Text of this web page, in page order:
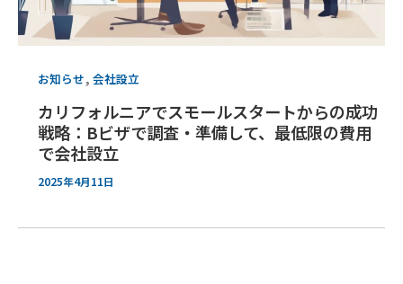
お知らせ, 会社設立
カリフォルニアでスモールスタートからの成功
戦略：Bビザで調査・準備して、最低限の費用
で会社設立
2025年4月11日